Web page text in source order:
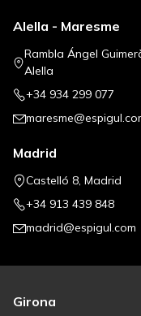
Alella - Maresme
Rambla Ángel
Alella
+34 934 299 077
Madrid
Castelló 8, Madrid
+34 913 439 848
madrid@espigul.com
Girona